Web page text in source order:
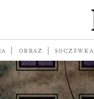
OBRAZ SOCZEWKA